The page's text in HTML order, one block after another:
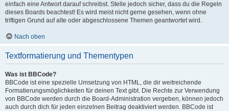
einfach eine Antwort darauf schreibst. Stelle jedoch sicher, dass du die Regeln
dieses Boards beachtest! Es wird meist nicht gerne gesehen, wenn ohne
triftigen Grund auf alte oder abgeschlossene Themen geantwortet wird.
Nach oben
Textformatierung und Thementypen
Was ist BBCode?
BBCode ist eine spezielle Umsetzung von HTML, die dir weitreichende
Formatierungsmöglichkeiten für deinen Text gibt. Die Rechte zur Verwendung
von BBCode werden durch die Board-Administration vergeben, können jedoch
auch durch dich für jeden einzelnen Beitrag deaktiviert werden. BBCode ist